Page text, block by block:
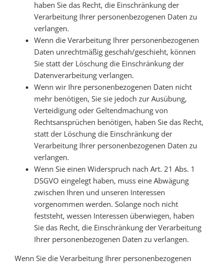
haben Sie das Recht, die Einschränkung der
Verarbeitung Ihrer personenbezogenen Daten zu
verlangen.
Wenn die Verarbeitung Ihrer personenbezogenen
Daten unrechtmäßig geschah/geschieht, können
Sie statt der Löschung die Einschränkung der
Datenverarbeitung verlangen.
Wenn wir Ihre personenbezogenen Daten nicht
mehr benötigen, Sie sie jedoch zur Ausübung,
Verteidigung oder Geltendmachung von
Rechtsansprüchen benötigen, haben Sie das Recht,
statt der Löschung die Einschränkung der
Verarbeitung Ihrer personenbezogenen Daten zu
verlangen.
Wenn Sie einen Widerspruch nach Art. 21 Abs. 1
DSGVO eingelegt haben, muss eine Abwägung
zwischen Ihren und unseren Interessen
vorgenommen werden. Solange noch nicht
feststeht, wessen Interessen überwiegen, haben
Sie das Recht, die Einschränkung der Verarbeitung
Ihrer personenbezogenen Daten zu verlangen.
Wenn Sie die Verarbeitung Ihrer personenbezogenen